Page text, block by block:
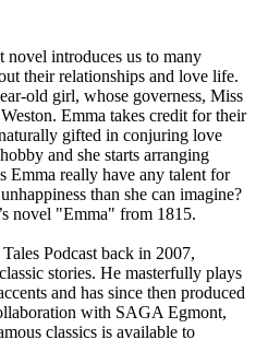
novel introduces us to many
their relationships and love life.
old girl, whose governess, Miss
Emma takes credit for their
gifted in conjuring love
and she starts arranging
Emma really have any talent for
than she can imagine?
novel "Emma" from 1815.
Podcast back in 2007,
stories. He masterfully plays
and has since then produced
with SAGA Egmont,
classics is available to